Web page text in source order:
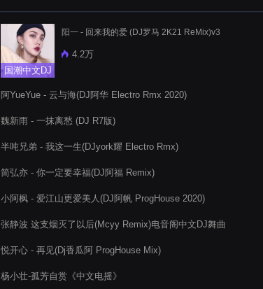
国潮中文DJ
阳一 - 回来我的爱 (DJ罗马 2K21 ReMix)v3
4.2万
阿YueYue - 云与海(DJ阿华 Electro Rmx 2020)
魏新雨 - 一抹离愁 (DJ R7版)
半吨兄弟 - 我这一生(DJyork耀 Electro Rmx)
简弘亦 - 你一定要幸福(DJ阿福 Remix)
小阿枫 - 爱江山更爱美人(DJ阿帆 ProgHouse 2020)
张静波 这支烟灭了以后(Mcyy Remix)电音阁中文DJ舞曲
悦开心 - 再见(Dj香瓜阿 ProgHouse Mix)
杨小壮-孤芳自赏《中文电摇》